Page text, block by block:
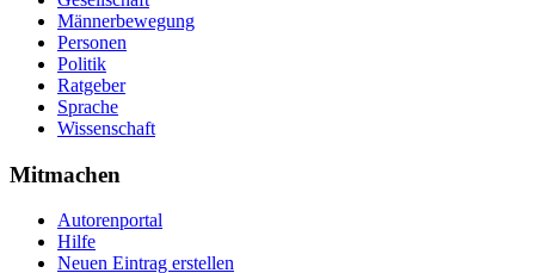
Männerbewegung
Personen
Politik
Ratgeber
Sprache
Wissenschaft
Mitmachen
Autorenportal
Hilfe
Neuen Eintrag erstellen